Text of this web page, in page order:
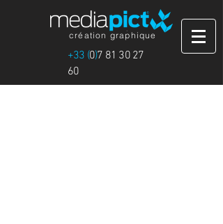
création graphique
+33 (0)7 81 30 27
60